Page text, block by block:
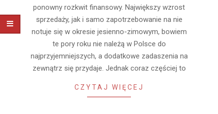
ponowny rozkwit finansowy. Największy wzrost
sprzedaży, jak i samo zapotrzebowanie na nie
notuje się w okresie jesienno-zimowym, bowiem
te pory roku nie należą w Polsce do
najprzyjemniejszych, a dodatkowe zadaszenia na
zewnątrz się przydaje. Jednak coraz częściej to
CZYTAJ WIĘCEJ